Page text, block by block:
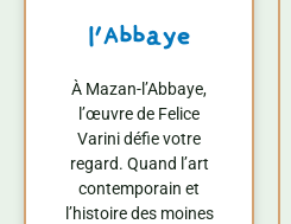
l’Abbaye
À Mazan-l’Abbaye,
l’œuvre de Felice
Varini défie votre
regard. Quand l’art
contemporain et
l’histoire des moines